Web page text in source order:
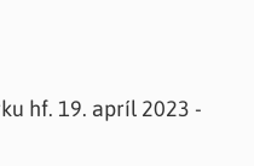
hf. 19. apríl 2023 -